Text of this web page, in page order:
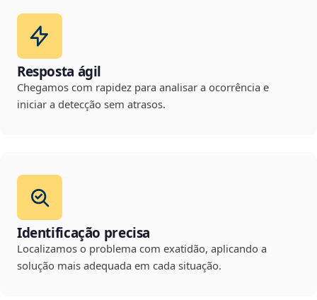
Resposta ágil
Chegamos com rapidez para analisar a ocorrência e
iniciar a detecção sem atrasos.
Identificação precisa
Localizamos o problema com exatidão, aplicando a
solução mais adequada em cada situação.